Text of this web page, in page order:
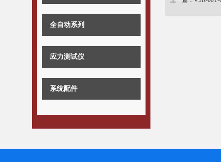
全自动系列
应力测试仪
系统配件